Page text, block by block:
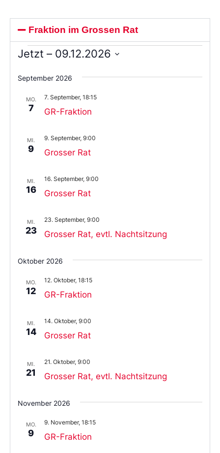
Fraktion im Grossen Rat
Jetzt – 09.12.2026
Sie
das
aus.
September 2026
MO.
7 GR-Fraktion
7. September, 18:15
MI.
9 Grosser Rat
9. September, 9:00
MI.
16 Grosser Rat
16. September, 9:00
MI.
23 Grosser Rat, evtl. Nachtsitzung
23. September, 9:00
Oktober 2026
MO.
12 GR-Fraktion
12. Oktober, 18:15
MI.
14 Grosser Rat
14. Oktober, 9:00
MI.
21 Grosser Rat, evtl. Nachtsitzung
21. Oktober, 9:00
November 2026
MO.
9 GR-Fraktion
9. November, 18:15